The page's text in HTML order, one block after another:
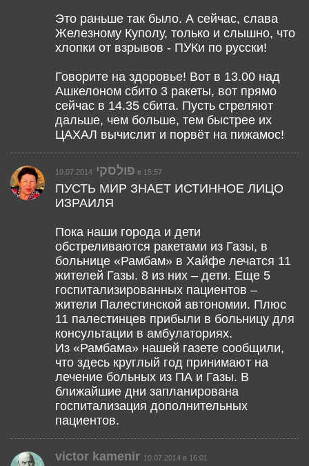
Это раньше так было. А сейчас, слава
Железному Куполу, только и слышно, что
хлопки от взрывов - ПУКи по русски!
Говорите на здоровье! Вот в 13.00 над
Ашкелоном сбито 3 ракеты, вот прямо
сейчас в 14.35 сбита. Пусть стреляют
дальше, чем больше, тем быстрее их
ЦАХАЛ вычислит и порвёт на пижамос!
פולסקי 10.07.2014 в 15:57
ПУСТЬ МИР ЗНАЕТ ИСТИННОЕ ЛИЦО
ИЗРАИЛЯ
Пока наши города и дети
обстреливаются ракетами из Газы, в
больнице «Рамбам» в Хайфе лечатся 11
жителей Газы. 8 из них – дети. Еще 5
госпитализированных пациентов –
жители Палестинской автономии. Плюс
11 палестинцев прибыли в больницу для
консультации в амбулаториях.
Из «Рамбама» нашей газете сообщили,
что здесь круглый год принимают на
лечение больных из ПА и Газы. В
ближайшие дни запланирована
госпитализация дополнительных
пациентов.
victor kamenir 10.07.2014 в 16:01